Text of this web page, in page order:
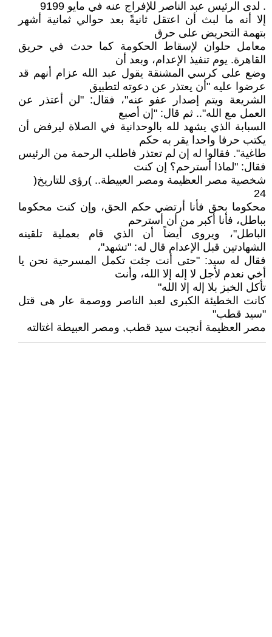
. لدى الرئيس عبد الناصر للإفراج عنه في مايو 9199
إلا أنه ما لبث أن اعتقل ثانيةً بعد حوالي ثمانية أشهر
بتهمة التحريض على حرق
معامل حلوان لإسقاط الحكومة كما حدث في حريق
القاهرة. يوم تنفيذ الإعدام، وبعد أن
وضع على كرسي المشنقة يقول عبد الله عزام أنهم قد
عرضوا عليه "أن يعتذر عن دعوته لتطبيق
الشريعة ويتم إصدار عفو عنه"، فقال: "لن أعتذر عن
العمل مع الله".. ثم قال: "إن أصبع
السبابة الذي يشهد لله بالوحدانية في الصلاة ليرفض أن
يكتب حرفا واحدا يقر به حكم
طاغية". فقالوا له إن لم تعتذر فاطلب الرحمة من الرئيس
فقال: "لماذا أسترحم؟ إن كنت
شخصية مصر العظيمة ومصر العبيطة.. )رؤى للتاريخ(
24
محكوما بحق فأنا أرتضي حكم الحق، وإن كنت محكوما
بباطل، فأنا أكبر من أن أسترحم
الباطل"، ويروى أيضاً أن الذي قام بعملية تلقينه
الشهادتين قبل الإعدام قال له: "تشهد"،
فقال له سيد: "حتى أنت جئت تكمل المسرحية نحن يا
أخي نعدم لأجل لا إله إلا الله، وأنت
تأكل الخبز بلا إله إلا الله"
كانت الخطيئة الكبرى لعبد الناصر ووصمة عار هى قتل
"سيد قطب"
مصر العظيمة أنجبت سيد قطب, ومصر العبيطة اغتالته